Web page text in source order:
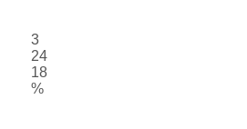
3
24
18
%